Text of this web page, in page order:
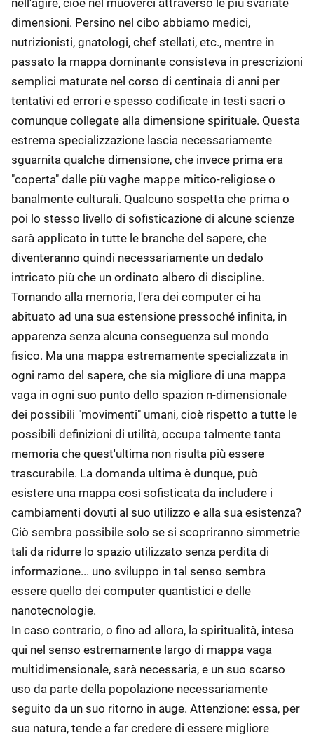
nell'agire, cioè nel muoverci attraverso le più svariate
dimensioni. Persino nel cibo abbiamo medici,
nutrizionisti, gnatologi, chef stellati, etc., mentre in
passato la mappa dominante consisteva in prescrizioni
semplici maturate nel corso di centinaia di anni per
tentativi ed errori e spesso codificate in testi sacri o
comunque collegate alla dimensione spirituale. Questa
estrema specializzazione lascia necessariamente
sguarnita qualche dimensione, che invece prima era
"coperta" dalle più vaghe mappe mitico-religiose o
banalmente culturali. Qualcuno sospetta che prima o
poi lo stesso livello di sofisticazione di alcune scienze
sarà applicato in tutte le branche del sapere, che
diventeranno quindi necessariamente un dedalo
intricato più che un ordinato albero di discipline.
Tornando alla memoria, l'era dei computer ci ha
abituato ad una sua estensione pressoché infinita, in
apparenza senza alcuna conseguenza sul mondo
fisico. Ma una mappa estremamente specializzata in
ogni ramo del sapere, che sia migliore di una mappa
vaga in ogni suo punto dello spazion n-dimensionale
dei possibili "movimenti" umani, cioè rispetto a tutte le
possibili definizioni di utilità, occupa talmente tanta
memoria che quest'ultima non risulta più essere
trascurabile. La domanda ultima è dunque, può
esistere una mappa così sofisticata da includere i
cambiamenti dovuti al suo utilizzo e alla sua esistenza?
Ciò sembra possibile solo se si scopriranno simmetrie
tali da ridurre lo spazio utilizzato senza perdita di
informazione... uno sviluppo in tal senso sembra
essere quello dei computer quantistici e delle
nanotecnologie.
In caso contrario, o fino ad allora, la spiritualità, intesa
qui nel senso estremamente largo di mappa vaga
multidimensionale, sarà necessaria, e un suo scarso
uso da parte della popolazione necessariamente
seguito da un suo ritorno in auge. Attenzione: essa, per
sua natura, tende a far credere di essere migliore